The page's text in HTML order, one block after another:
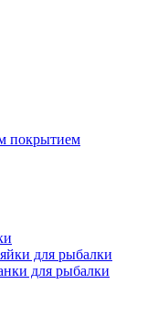
покрытием
для рыбалки
для рыбалки